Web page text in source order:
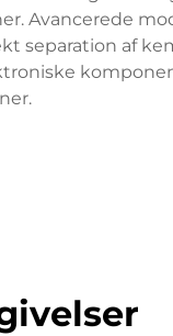
Avancerede
separation af